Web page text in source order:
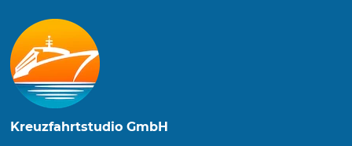
Kreuzfahrtstudio GmbH